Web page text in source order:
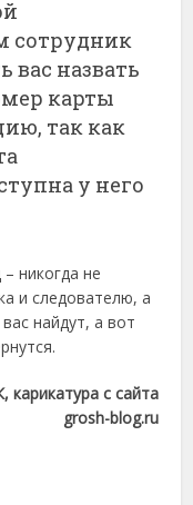
сотрудник
вас назвать
карты
так как
у него
никогда не
и следователю, а
найдут, а вот
с сайта
grosh-blog.ru